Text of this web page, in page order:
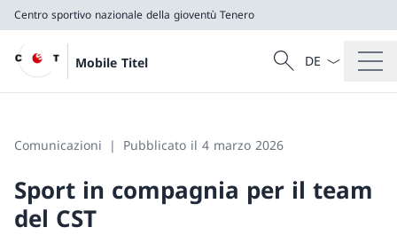
Centro sportivo nazionale della gioventù Tenero
Mobile Titel
Cercare
Ricerca
Dal menu a
Comunicazioni Pubblicato il 4 marzo 2026
Sport in compagnia per il team
del CST